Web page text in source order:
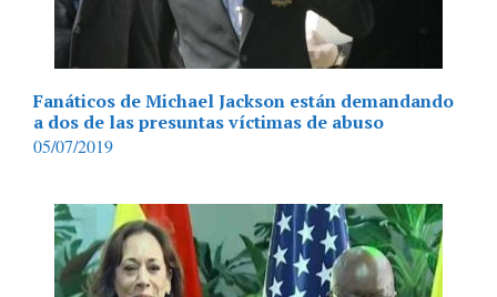
Fanáticos de Michael Jackson están demandando
a dos de las presuntas víctimas de abuso
05/07/2019